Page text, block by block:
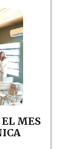
MES